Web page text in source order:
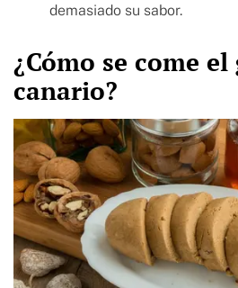
demasiado su sabor.
¿Cómo se come
canario?